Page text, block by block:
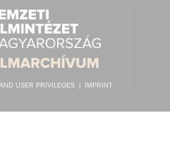
USER PRIVILEGES IMPRINT